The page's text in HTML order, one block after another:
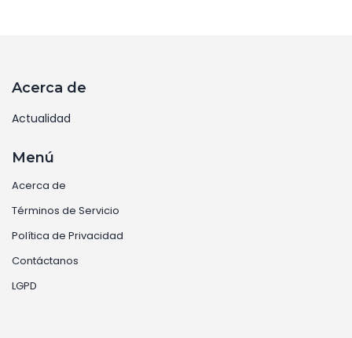
Acerca de
Actualidad
Menú
Acerca de
Términos de Servicio
Política de Privacidad
Contáctanos
LGPD